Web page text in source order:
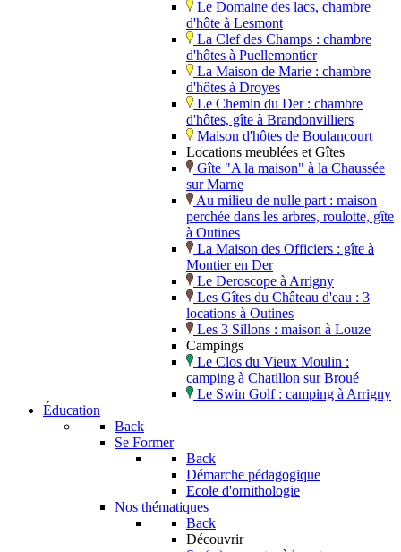
Le Domaine des lacs, chambre
d'hôte à Lesmont
La Clef des Champs : chambre
d'hôtes à Puellemontier
La Maison de Marie : chambre
d'hôtes à Droyes
Le Chemin du Der : chambre
d'hôtes, gîte à Brandonvilliers
Maison d'hôtes de Boulancourt
Locations meublées et Gîtes
Gîte "A la maison" à la Chaussée
sur Marne
Au milieu de nulle part : maison
perchée dans les arbres, roulotte, gîte
à Outines
La Maison des Officiers : gîte à
Montier en Der
Le Deroscope à Arrigny
Les Gîtes du Château d'eau : 3
locations à Outines
Les 3 Sillons : maison à Louze
Campings
Le Clos du Vieux Moulin :
camping à Chatillon sur Broué
Le Swin Golf : camping à Arrigny
Éducation
Back
Se Former
Back
Démarche pédagogique
Ecole d'ornithologie
Nos thématiques
Back
Découvrir